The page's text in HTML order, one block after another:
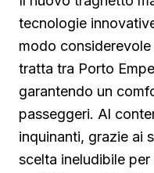
tecnologie
modo
tratta tra Porto
garantendo un
passeggeri. Al
inquinanti, grazie ai
scelta ineludibile